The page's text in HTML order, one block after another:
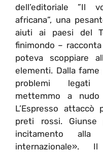
dell’editoriale ”Il
africana”, una
aiuti ai paesi del
finimondo –
poteva scoppiare
elementi. Dalla fame
problemi legati
mettemmo a
L’Espresso
preti rossi. Giunse
incitamento alla